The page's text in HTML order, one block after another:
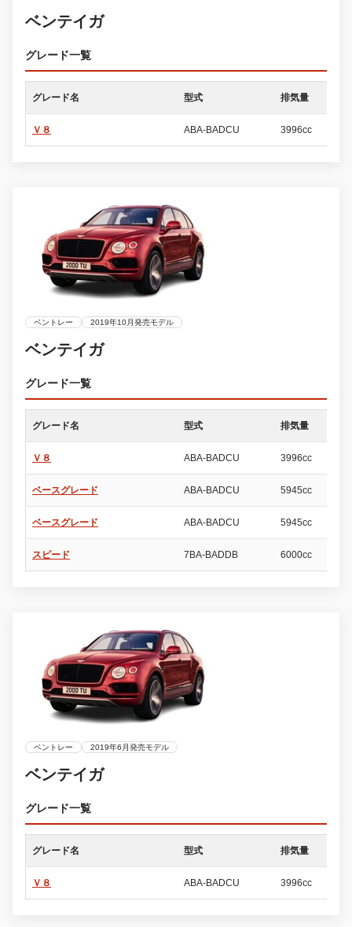
ベンテイガ
グレード一覧
グレード名 型式 排気量
Ｖ８ ABA-BADCU 3996cc
ベントレー 2019年10月発売モデル
ベンテイガ
グレード一覧
グレード名 型式 排気量
Ｖ８ ABA-BADCU 3996cc
ベースグレード ABA-BADCU 5945cc
ベースグレード ABA-BADCU 5945cc
スピード 7BA-BADDB 6000cc
ベントレー 2019年6月発売モデル
ベンテイガ
グレード一覧
グレード名 型式 排気量
Ｖ８ ABA-BADCU 3996cc